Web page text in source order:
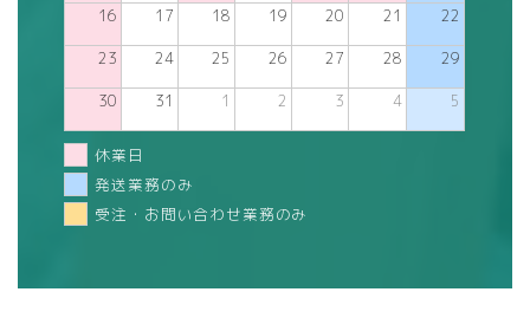
16 17 18 19 20 21 22
23 24 25 26 27 28 29
30 31 1 2 3 4 5
休業日
発送業務のみ
受注・お問い合わせ業務のみ